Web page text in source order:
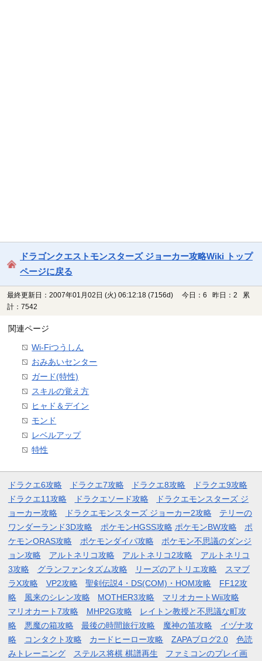
ドラゴンクエストモンスターズ ジョーカー攻略Wiki トップ
ページに戻る
最終更新日：2007年01月02日 (火) 06:12:18 (7156d)
今日：6 昨日：2 累
計：7542
関連ページ
Wi-Fiつうしん
おみあいセンター
ガード(特性)
スキルの覚え方
ヒャド＆デイン
モンド
レベルアップ
特性
ドラクエ6攻略 ドラクエ7攻略 ドラクエ8攻略
ドラクエ9攻略
ドラクエ11攻略
ドラクエソード攻略
ドラクエモンスターズ ジ
ョーカー攻略
ドラクエモンスターズ ジョーカー2攻略
テリーの
ワンダーランド3D攻略
ポケモンHGSS攻略 ポケモンBW攻略
ポ
ケモンORAS攻略
ポケモンダイパ攻略
ポケモン不思議のダンジ
ョン攻略
アルトネリコ攻略 アルトネリコ2攻略
アルトネリコ
3攻略
グランファンタズム攻略 リーズのアトリエ攻略
スマブ
ラX攻略
VP2攻略 聖剣伝説4・DS(COM)・HOM攻略
FF12攻
略
風来のシレン攻略 MOTHER3攻略
マリオカートWii攻略
マリオカート7攻略
MHP2G攻略
レイトン教授と不思議な町攻
略
悪魔の箱攻略 最後の時間旅行攻略 魔神の笛攻略
イヅナ攻
略
コンタクト攻略 カードヒーロー攻略 ZAPAブログ2.0
色読
みトレーニング
ステルス将棋 棋譜再生 ファミコンのプレイ画